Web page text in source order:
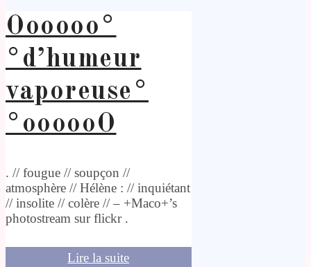
Oooooo°
°d’humeur
vaporeuse°
°oooooO
. // fougue // soupçon //
atmosphère // Hélène : // inquiétant
// insolite // colère // – +Maco+’s
photostream sur flickr .
Lire la suite